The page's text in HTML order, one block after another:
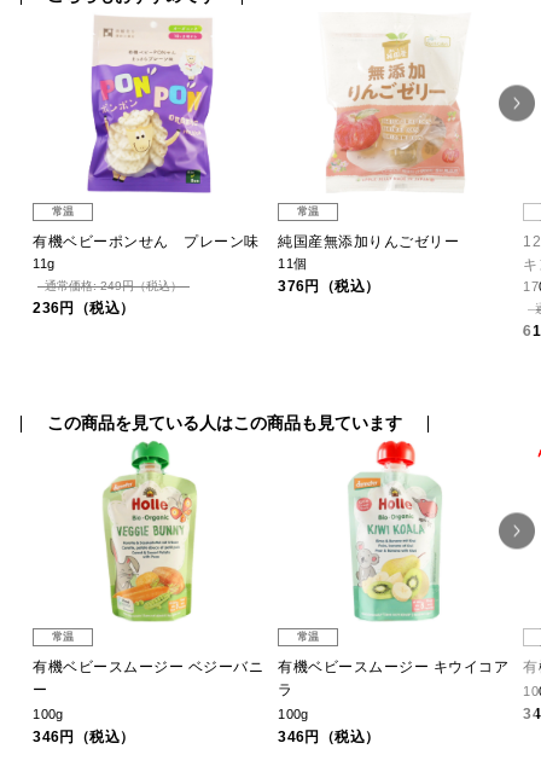
常温
有機ベビーポンせん プレーン味
11g
通常価格: 249円（税込）
236円（税込）
常温
純国産無添加りんごゼリー
11個
376円（税込）
この商品を見ている人はこの商品も見ています
常温
有機ベビースムージー ベジーバニ
ー
100g
346円（税込）
常温
有機ベビースムージー キウイコア
ラ
100g
346円（税込）